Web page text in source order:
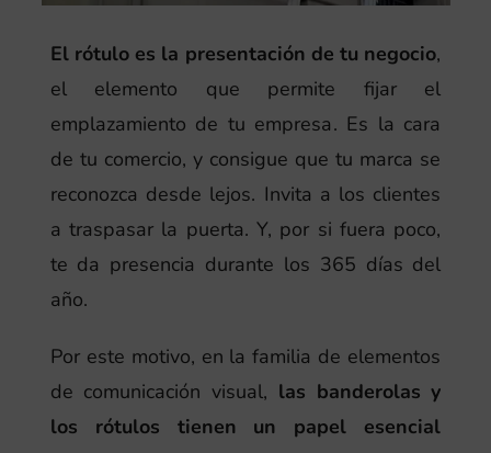
El rótulo es la presentación de tu negocio,
el elemento que permite fijar el
emplazamiento de tu empresa. Es la cara
de tu comercio, y consigue que tu marca se
reconozca desde lejos. Invita a los clientes
a traspasar la puerta. Y, por si fuera poco,
te da presencia durante los 365 días del
año.
Por este motivo, en la familia de elementos
de comunicación visual, las banderolas y
los rótulos tienen un papel esencial